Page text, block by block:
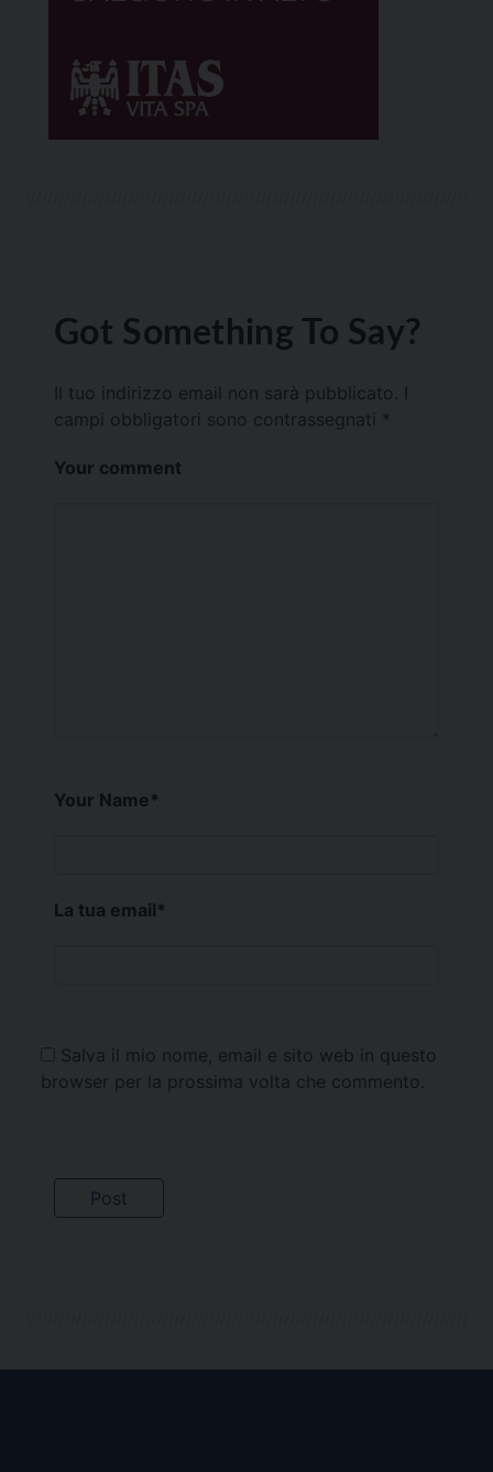
Got Something To Say?
Il tuo indirizzo email non sarà pubblicato.
campi obbligatori sono contrassegnati *
Your comment
Your Name*
La tua email*
Salva il mio nome, email e sito web in questo
browser per la prossima volta che commento.